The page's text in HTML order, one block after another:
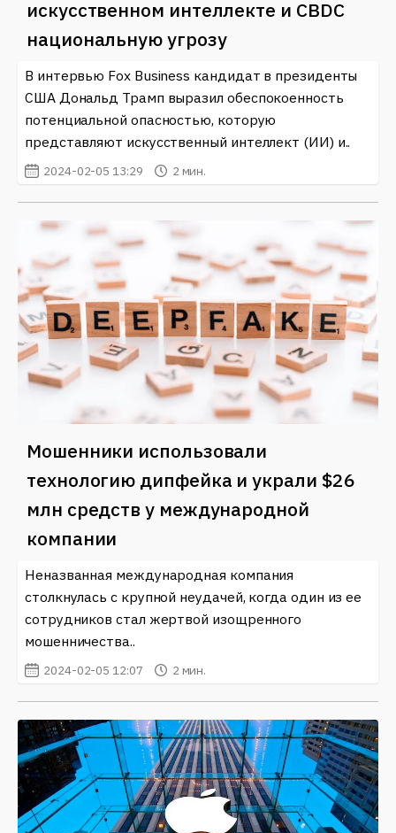
искусственном интеллекте и CBDC
национальную угрозу
В интервью Fox Business кандидат в президенты
США Дональд Трамп выразил обеспокоенность
потенциальной опасностью, которую
представляют искусственный интеллект (ИИ) и..
2024-02-05 13:29 2 мин.
Мошенники использовали
технологию дипфейка и украли $26
млн средств у международной
компании
Неназванная международная компания
столкнулась с крупной неудачей, когда один из ее
сотрудников стал жертвой изощренного
мошенничества..
2024-02-05 12:07 2 мин.